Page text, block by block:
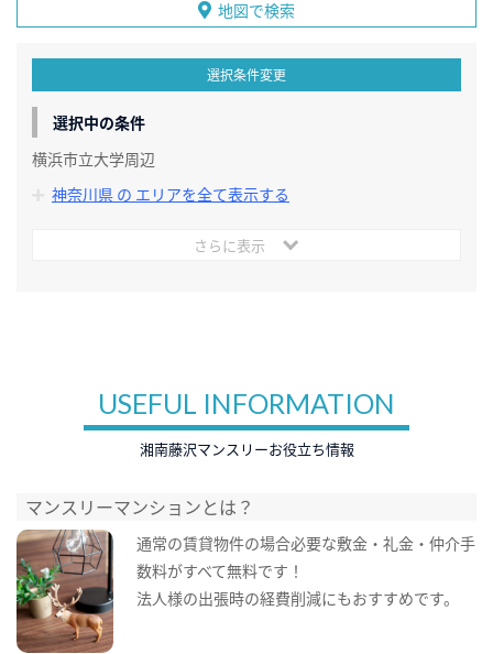
地図で検索
選択条件変更
選択中の条件
横浜市立大学周辺
神奈川県 の エリアを全て表示する
さらに表示
USEFUL INFORMATION
湘南藤沢マンスリーお役立ち情報
マンスリーマンションとは？
通常の賃貸物件の場合必要な敷金・礼金・仲介手
数料がすべて無料です！
法人様の出張時の経費削減にもおすすめです。